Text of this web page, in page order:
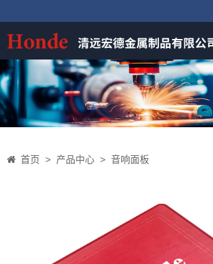
首页 > 产品中心 > 音响面板